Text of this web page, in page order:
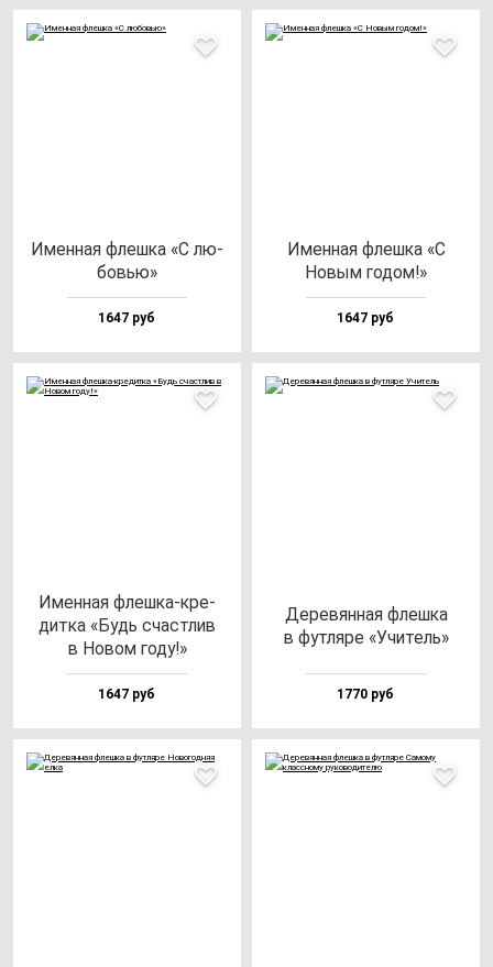
Имен­ная флеш­ка «С лю­
бовью»
1647 руб
Имен­ная флеш­ка «С
Новым го­дом!»
1647 руб
Имен­ная флеш­ка-кре­
дит­ка «Будь счас­тлив
в Новом го­ду!»
1647 руб
Дере­вян­ная флеш­ка
в фут­ля­ре «Учи­тель»
1770 руб